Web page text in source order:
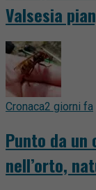
Valsesia
Cronaca2 giorni fa
Punto da
nell’orto,